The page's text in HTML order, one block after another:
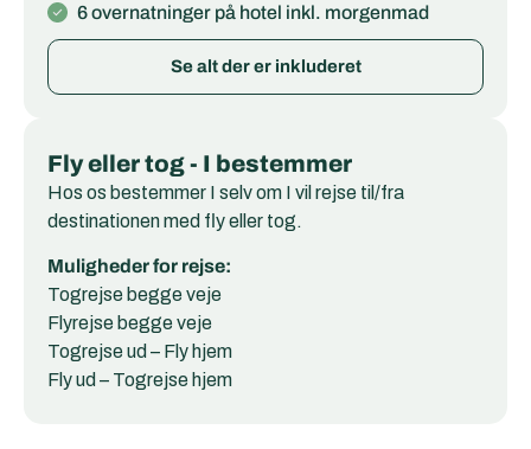
6 overnatninger på hotel inkl. morgenmad
Se alt der er inkluderet
Fly eller tog - I bestemmer
Hos os bestemmer I selv om I vil rejse til/fra
destinationen med fly eller tog.
Muligheder for rejse:
Togrejse begge veje
Flyrejse begge veje
Togrejse ud – Fly hjem
Fly ud – Togrejse hjem